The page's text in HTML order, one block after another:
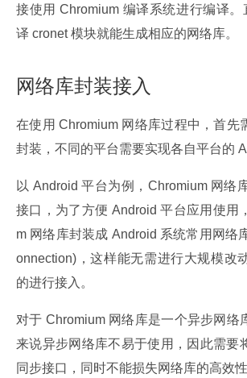
接使用 Chromium 编译系统进行编译。
译 cronet 模块就能生成相应的网络库。
网络库封装接入
在使用 Chromium 网络库过程中，首先
封装，不同的平台需要实现各自平台的
以 Android 平台为例，Chromium 网络
接口，为了方便 Android 平台应用使用
m 网络库封装成 Android 系统常用网络
onnection)，这样能无需进行大规模改
的进行接入。
对于 Chromium 网络库是一个异步网络
来说异步网络库不易于使用，因此需要
同步接口，同时不能损失网络库的高效性